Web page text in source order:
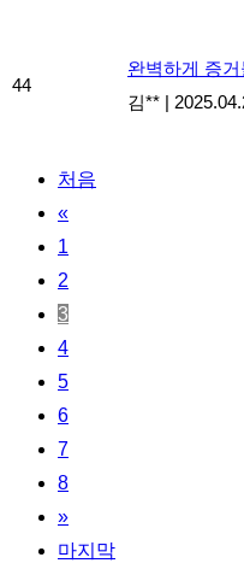
44
완벽하게 증
김** |
처음
«
1
2
3
4
5
6
7
8
»
마지막